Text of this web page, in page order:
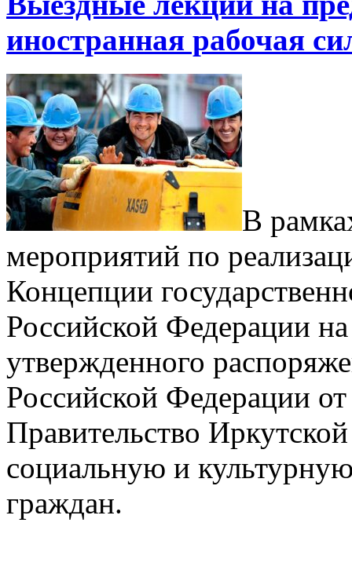
иностранная рабочая
В
мероприятий по
Концепции
Российской Федерации
утвержденного
Российской Федерации
Правительство
социальную и
граждан.